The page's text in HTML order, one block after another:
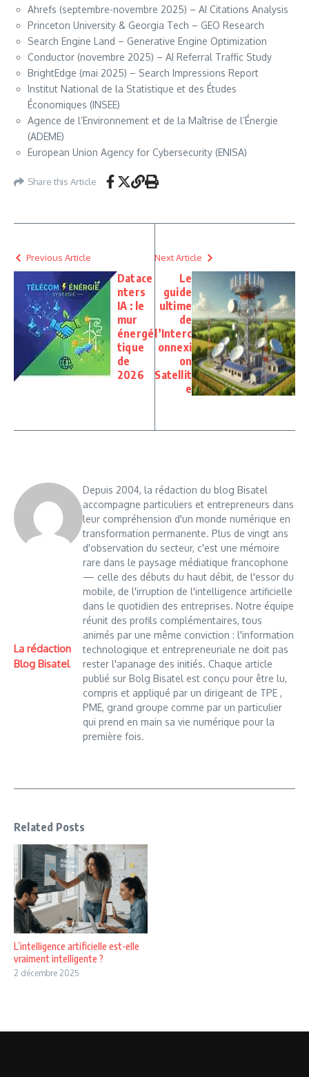
Ahrefs (septembre-novembre 2025) – AI Citations Analysis
Princeton University & Georgia Tech – GEO Research
Search Engine Land – Generative Engine Optimization
Conductor (novembre 2025) – AI Referral Traffic Study
BrightEdge (mai 2025) – Search Impressions Report
Institut National de la Statistique et des Études
Économiques (INSEE)
Agence de l’Environnement et de la Maîtrise de l’Énergie
(ADEME)
European Union Agency for Cybersecurity (ENISA)
Share this Article
Previous Article
Datace
nters
IA : le
mur
énergé
tique
de
2026
Next Article
Le
guide
ultime
de
l’Interc
onnexi
on
Satellit
e
La rédaction
Blog Bisatel
Depuis 2004, la rédaction du blog Bisatel
accompagne particuliers et entrepreneurs dans
leur compréhension d'un monde numérique en
transformation permanente. Plus de vingt ans
d'observation du secteur, c'est une mémoire
rare dans le paysage médiatique francophone
— celle des débuts du haut débit, de l'essor du
mobile, de l'irruption de l'intelligence artificielle
dans le quotidien des entreprises. Notre équipe
réunit des profils complémentaires, tous
animés par une même conviction : l'information
technologique et entrepreneuriale ne doit pas
rester l'apanage des initiés. Chaque article
publié sur Bolg Bisatel est conçu pour être lu,
compris et appliqué par un dirigeant de TPE ,
PME, grand groupe comme par un particulier
qui prend en main sa vie numérique pour la
première fois.
Related Posts
L’intelligence artificielle est-elle
vraiment intelligente ?
2 décembre 2025